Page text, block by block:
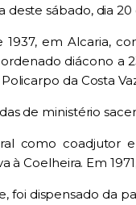
sábado, dia
em Alcaria,
diácono a
da Costa
de ministério
como coadjutor
à Coelheira. Em
foi dispensado da